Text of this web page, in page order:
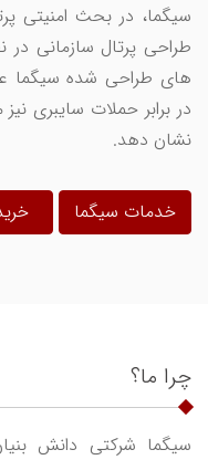
سیگما، در بحث امنیتی
طراحی پرتال سازمانی
های طراحی شده سیگما
در برابر حملات سایبری
نشان دهد.
خدمات سیگما
چرا ما؟
سیگما شرکتی دانش